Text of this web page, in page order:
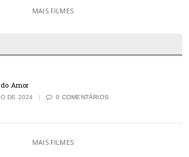
MAIS FILMES
Amor
DE 2024 0 COMENTÁRIOS
MAIS FILMES